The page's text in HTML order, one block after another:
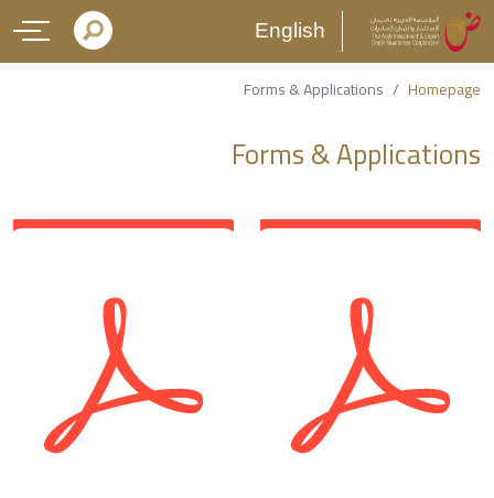
English
Homepage
Forms & Applications
Forms & Applications